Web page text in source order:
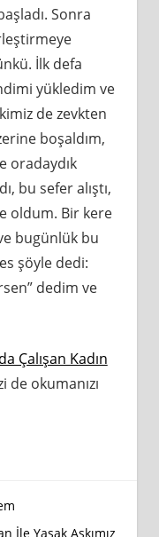
Sonra
İlk defa
yükledim ve
de zevkten
boşaldım,
oradaydık
bu sefer alıştı,
oldum. Bir kere
bugünlük bu
şöyle dedi:
dedim ve
Çalışan Kadın
de okumanızı
İle Yasak Aşkımız